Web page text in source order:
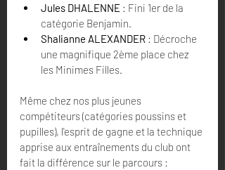
Jules DHALENNE : Fini 1er de la
catégorie Benjamin.
Shalianne ALEXANDER : Décroche
une magnifique 2ème place chez
les Minimes Filles.
Même chez nos plus jeunes
compétiteurs (catégories poussins et
pupilles), l'esprit de gagne et la technique
apprise aux entraînements du club ont
fait la différence sur le parcours :